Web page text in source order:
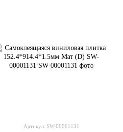
Артикул: SW-00001131